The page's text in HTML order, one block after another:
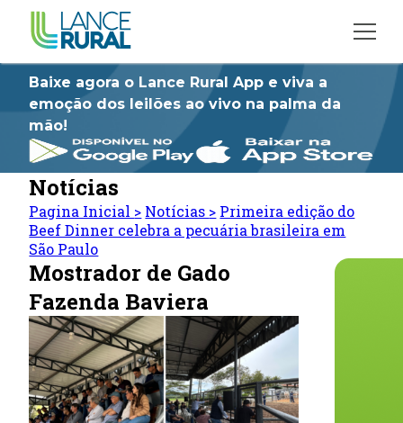
Baixe agora o Lance Rural App e viva a
emoção dos leilões ao vivo na palma da
mão!
Notícias
Pagina Inicial > Notícias > Primeira edição do
Beef Dinner celebra a pecuária brasileira em
São Paulo
Mostrador de Gado
Fazenda Baviera